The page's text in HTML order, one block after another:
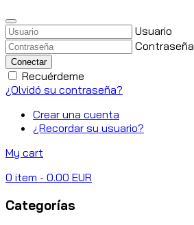
Usuario
Contraseña
Conectar
Recuérdeme
¿Olvidó su contraseña?
Crear una cuenta
¿Recordar su usuario?
My cart
0 item - 0.00 EUR
Categorías